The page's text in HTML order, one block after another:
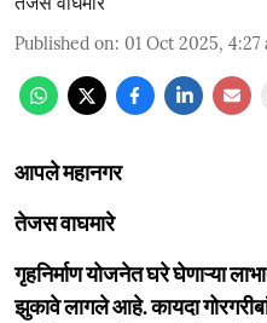
Published on: 01 Oct 2025, 4:27
आपले महानगर
तेजस वाघमारे
गृहनिर्माण योजनेत घरे घेणाऱ्या
झुकावे लागले आहे. कायदा